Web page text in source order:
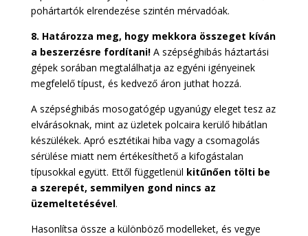
pohártartók elrendezése szintén mérvadóak.
8. Határozza meg, hogy mekkora összeget kíván
a beszerzésre fordítani! A szépséghibás háztartási
gépek sorában megtalálhatja az egyéni igényeinek
megfelelő típust, és kedvező áron juthat hozzá.
A szépséghibás mosogatógép ugyanúgy eleget tesz az
elvárásoknak, mint az üzletek polcaira kerülő hibátlan
készülékek. Apró esztétikai hiba vagy a csomagolás
sérülése miatt nem értékesíthető a kifogástalan
típusokkal együtt. Ettől függetlenül kitűnően tölti be
a szerepét, semmilyen gond nincs az
üzemeltetésével.
Hasonlítsa össze a különböző modelleket, és vegye